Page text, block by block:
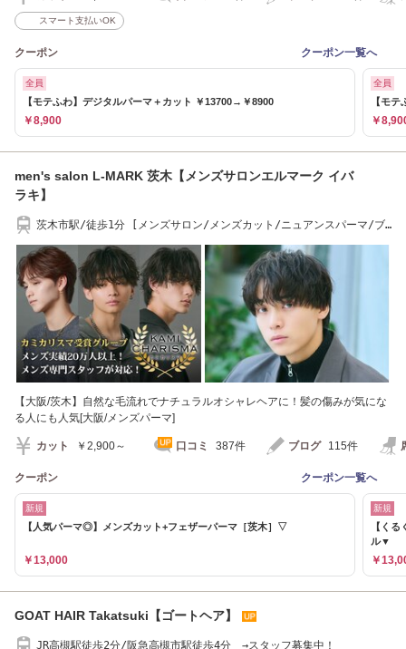
スマート支払いOK
クーポン クーポン一覧へ
全員
【モテふわ】デジタルパーマ＋カット ￥13700→￥8900
￥8,900
全員
【モ
￥
men's salon L-MARK 茨木【メンズサロンエルマーク イバ
ラキ】
茨木市駅/徒歩1分 [メンズサロン/メンズカット/ニュアンスパーマ/ブ
【大阪/茨木】自然な毛流れでナチュラルオシャレヘアに！髪の傷みが気にな
る人にも人気[大阪/メンズパーマ]
カット ￥2,900～ 口コミ 387件 ブログ 115件
クーポン クーポン一覧へ
新規
【人気パーマ◎】メンズカット+フェザーパーマ［茨木］▽
￥13,000
新規
【く
ル▼
￥
GOAT HAIR Takatsuki【ゴートヘア】
JR高槻駅徒歩2分/阪急高槻市駅徒歩4分 →スタッフ募集中！